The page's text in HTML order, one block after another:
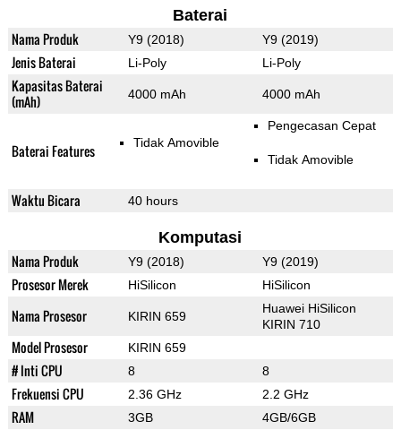
Baterai
Nama Produk Y9 (2018) Y9 (2019)
Jenis Baterai Li-Poly Li-Poly
Kapasitas Baterai
(mAh)
4000 mAh 4000 mAh
Baterai Features Tidak Amovible
Pengecasan Cepat
Tidak Amovible
Waktu Bicara 40 hours
Komputasi
Nama Produk Y9 (2018) Y9 (2019)
Prosesor Merek HiSilicon HiSilicon
Nama Prosesor KIRIN 659
Huawei HiSilicon
KIRIN 710
Model Prosesor KIRIN 659
# Inti CPU 8 8
Frekuensi CPU 2.36 GHz 2.2 GHz
RAM 3GB 4GB/6GB